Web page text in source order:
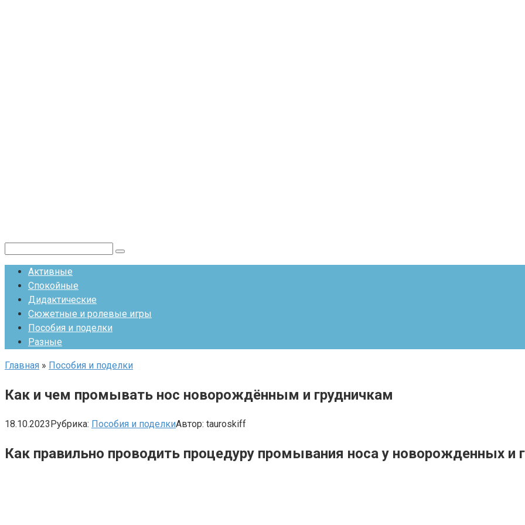
Активные
Спокойные
Дидактические
Сюжетные и ролевые игры
Пособия и поделки
Разные
Главная » Пособия и поделки
Как и чем промывать нос новорождённым и грудничкам
18.10.2023Рубрика: Пособия и поделкиАвтор: tauroskiff
Как правильно проводить процедуру промывания носа у новорожденных и